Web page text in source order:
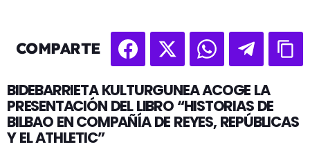
COMPARTE
BIDEBARRIETA KULTURGUNEA ACOGE LA
PRESENTACIÓN DEL LIBRO “HISTORIAS DE
BILBAO EN COMPAÑÍA DE REYES, REPÚBLICAS
Y EL ATHLETIC”